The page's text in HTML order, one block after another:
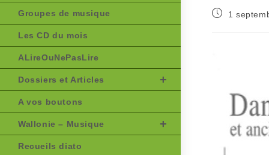
Groupes de musique
Les CD du mois
ALireOuNePasLire
Dossiers et Articles
A vos boutons
Wallonie – Musique
Recueils diato
Publication
1